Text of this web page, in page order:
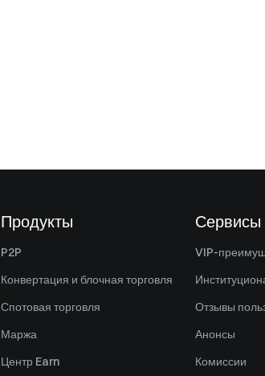
Продукты
P2P
Конвертация и блочная торговля
Спотовая торговля
Маржа
Центр Earn
Сервисы
VIP-
Отзывы
Анонсы
Комиссии